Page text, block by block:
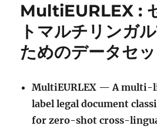
MultiEURLEX :
トマルチリンガ
ためのデータセッ
MultiEURLEX — A
label legal document
for zero-shot cross-